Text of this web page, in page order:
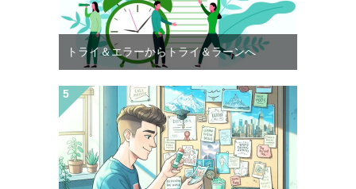
トライ＆エラーからトライ＆ラーンへ